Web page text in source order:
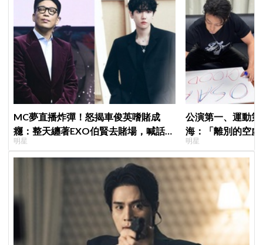
MC夢直播炸彈！怒揭車俊英嗜賭成
癮：整天纏著EXO伯賢去賭場，喊話
「伯賢啊，男人就是要會賭」
明星
公演第一、運動
海：「離別的空
見」
明星